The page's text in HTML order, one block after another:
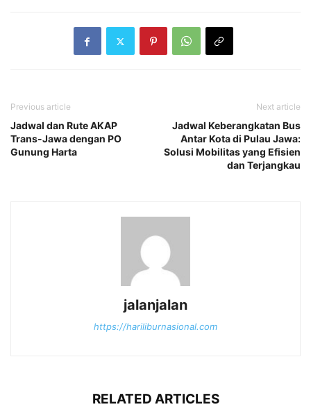
Previous article
Jadwal dan Rute AKAP
Trans-Jawa dengan PO
Gunung Harta
Next article
Jadwal Keberangkatan Bus
Antar Kota di Pulau Jawa:
Solusi Mobilitas yang Efisien
dan Terjangkau
jalanjalan
https://hariliburnasional.com
RELATED ARTICLES